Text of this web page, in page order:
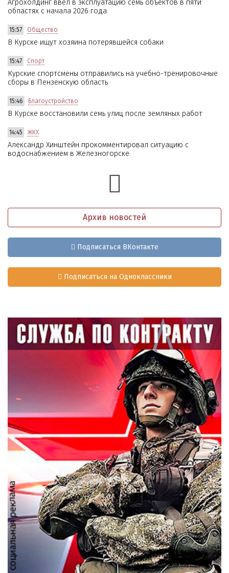
Агрохолдинг ввёл в эксплуатацию семь объектов в пяти
областях с начала 2026 года
15:57 Общество
В Курске ищут хозяина потерявшейся собаки
15:47 Спорт
Курские спортсмены отправились на учебно-тренировочные
сборы в Пензенскую область
15:46 Благоустройство
В Курске восстановили семь улиц после земляных работ
14:45 ЖКХ
Александр Хинштейн прокомментировал ситуацию с
водоснабжением в Железногорске
Архив новостей
Подписаться ВКонтакте
Подписаться на Одноклассники